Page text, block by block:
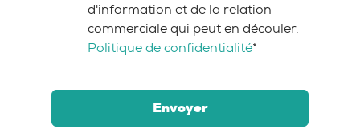
d'information et de la relation
commerciale qui peut en découler.
Politique de confidentialité*
Envoyer